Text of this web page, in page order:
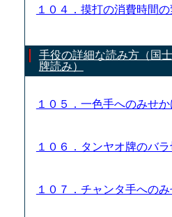
１０４．摸打の消費時間
手役の詳細な読み方（国
牌読み）
１０５．一色手へのみせ
１０６．タンヤオ牌のバ
１０７．チャンタ手への